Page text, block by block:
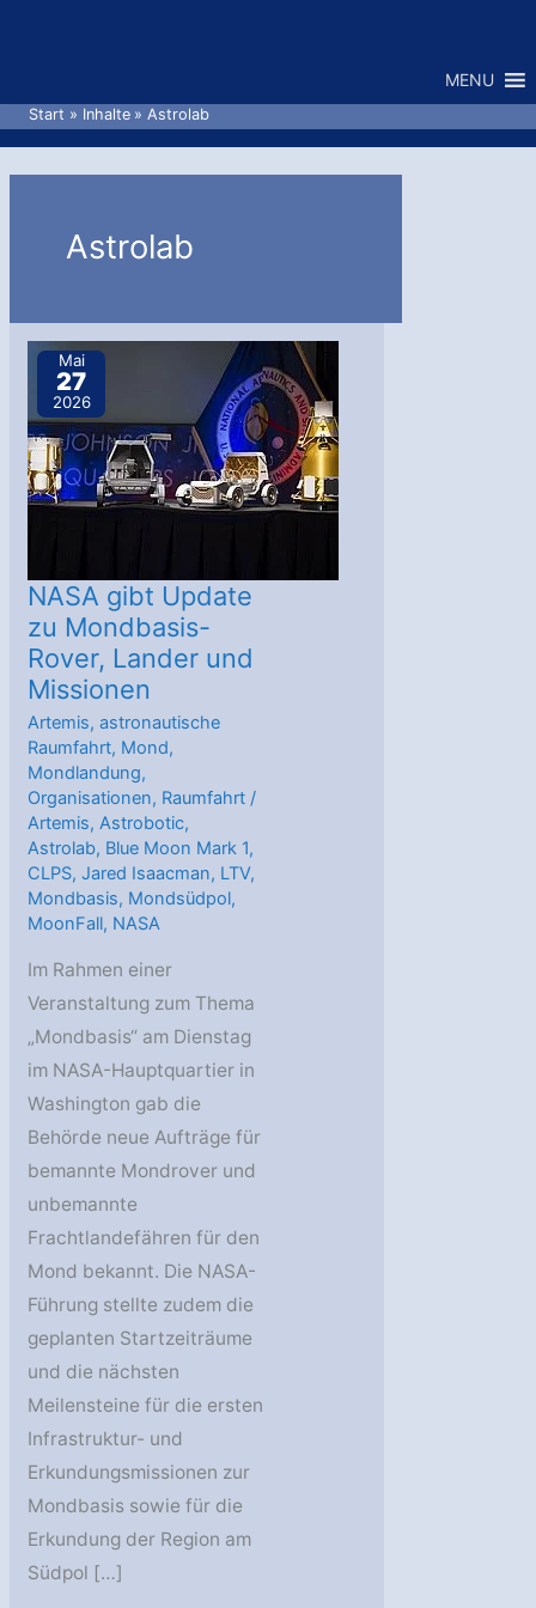
MENU
Start Inhalte Astrolab
Astrolab
Mai
27
2026
NASA gibt Update
zu Mondbasis-
Rover, Lander und
Missionen
Artemis,astronautische
Raumfahrt, Mond,
Mondlandung,
Organisationen, Raumfahrt /
Artemis,Astrobotic,
Astrolab, Blue Moon Mark 1,
CLPS,Jared Isaacman, LTV,
Mondbasis, Mondsüdpol,
MoonFall, NASA
Im Rahmen einer
Veranstaltung zum Thema
„Mondbasis“ am Dienstag
im NASA-Hauptquartier in
Washington gab die
Behörde neue Aufträge für
bemannte Mondrover und
unbemannte
Frachtlandefähren für den
Mond bekannt. Die NASA-
Führung stellte zudem die
geplanten Startzeiträume
und die nächsten
Meilensteine für die ersten
Infrastruktur- und
Erkundungsmissionen zur
Mondbasis sowie für die
Erkundung der Region am
Südpol […]